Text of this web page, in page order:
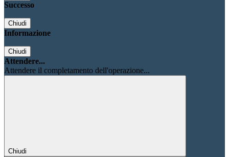
Successo
Chiudi
Informazione
Chiudi
Attendere...
Attendere il completamento dell'operazione...
Chiudi